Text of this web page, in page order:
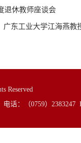
退休教师座谈会
广东工业大学江海燕
Reserved
话：（0759）2383247